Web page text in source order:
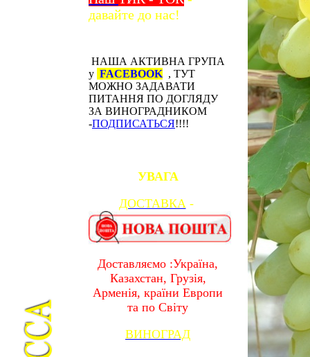
давайте до нас!
НАША АКТИВНА ГРУПА
у FACEBOOK, ТУТ
МОЖНО ЗАДАВАТИ
ПИТАННЯ ПО ДОГЛЯДУ
ЗА ВИНОГРАДНИКОМ
-ПОДПИСАТЬСЯ!!!!
УВАГА
ДОСТАВКА-
Доставляємо :Україна,
Казахстан, Грузія,
Арменія, країни Европи
та по Світу
ВИНОГРАД